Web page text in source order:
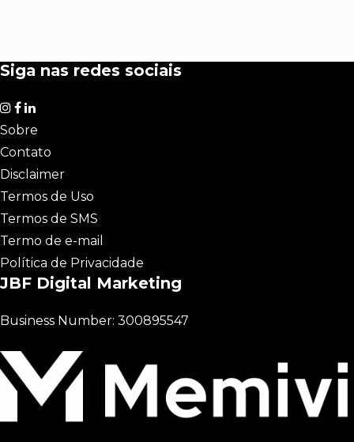
Siga nas redes sociais
Sobre
Contato
Disclaimer
Termos de Uso
Termos de SMS
Termo de e-mail
Política de Privacidade
JBF Digital Marketing
Business Number: 300895547